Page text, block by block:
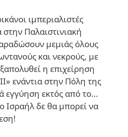
ιμπεριαλιστές
Παλαιστινιακή
μεμιάς όλους
και νεκρούς, με
η επιχείρηση
ενάντια στην Πόλη της
εγγύηση εκτός από το…
Ισραήλ δε θα μπορεί να